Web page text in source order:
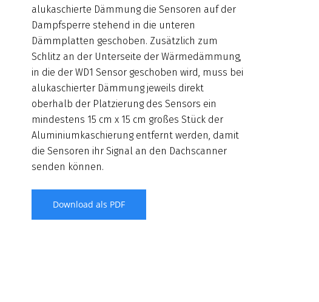
alukaschierte Dämmung die Sensoren auf der
Dampfsperre stehend in die unteren
Dämmplatten geschoben. Zusätzlich zum
Schlitz an der Unterseite der Wärmedämmung,
in die der WD1 Sensor geschoben wird, muss bei
alukaschierter Dämmung jeweils direkt
oberhalb der Platzierung des Sensors ein
mindestens 15 cm x 15 cm großes Stück der
Aluminiumkaschierung entfernt werden, damit
die Sensoren ihr Signal an den Dachscanner
senden können.
Download als PDF